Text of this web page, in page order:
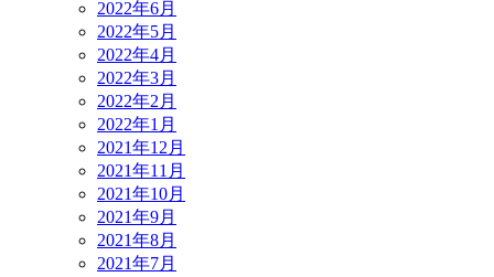
2022年6月
2022年5月
2022年4月
2022年3月
2022年2月
2022年1月
2021年12月
2021年11月
2021年10月
2021年9月
2021年8月
2021年7月